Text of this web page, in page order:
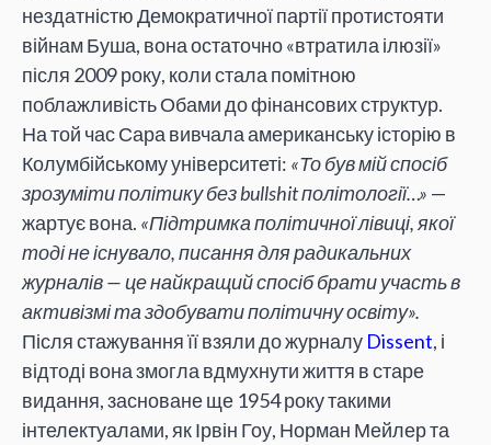
нездатністю Демократичної партії протистояти
війнам Буша, вона остаточно «втратила ілюзії»
після 2009 року, коли стала помітною
поблажливість Обами до фінансових структур.
На той час Сара вивчала американську історію в
Колумбійському університеті: «То був мій спосіб
зрозуміти політику без bullshit політології…» —
жартує вона. «Підтримка політичної лівиці, якої
тоді не існувало, писання для радикальних
журналів — це найкращий спосіб брати участь в
активізмі та здобувати політичну освіту».
Після стажування її взяли до журналу Dissent, і
відтоді вона змогла вдмухнути життя в старе
видання, засноване ще 1954 року такими
інтелектуалами, як Ірвін Гоу, Норман Мейлер та